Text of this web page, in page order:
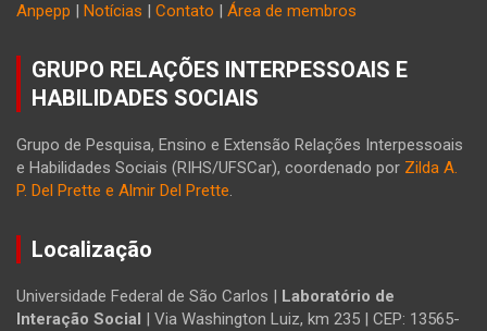
Anpepp
Notícias Contato Área de membros
GRUPO RELAÇÕES INTERPESSOAIS E
HABILIDADES SOCIAIS
Grupo de Pesquisa, Ensino e Extensão Relações Interpessoais
e Habilidades Sociais (RIHS/UFSCar), coordenado por Zilda A.
P. Del Prette e Almir Del Prette.
Localização
Universidade Federal de São Carlos |
Laboratório de
Interação Social
| Via Washington Luiz, km 235 | CEP: 13565-